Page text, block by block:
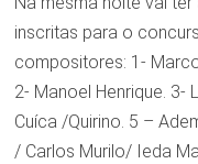
inscritas para o
compositores: 1-
2- Manoel Henrique. 3-
Cuíca /Quirino. 5 –
/ Carlos Murilo/ Ieda